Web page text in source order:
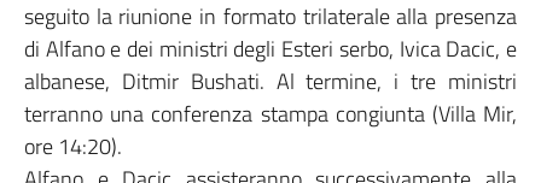
seguito la riunione in formato trilaterale alla presenza
di Alfano e dei ministri degli Esteri serbo, Ivica Dacic, e
albanese, Ditmir Bushati. Al termine, i tre ministri
terranno una conferenza stampa congiunta (Villa Mir,
ore 14:20).